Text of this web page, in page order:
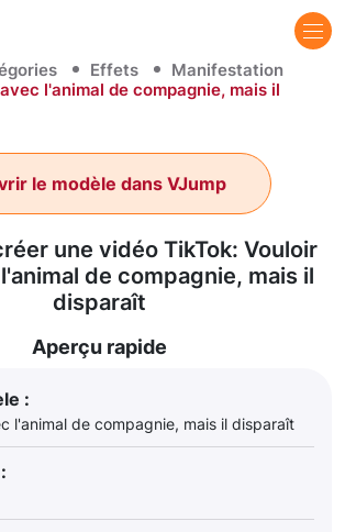
Effets
Manifestation
l'animal de compagnie, mais il
une vidéo TikTok: Vouloir
de compagnie, mais il
disparaît
le modèle dans VJump
Aperçu rapide
:
l'animal de compagnie, mais il disparaît